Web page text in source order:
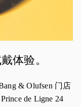
体验。
& Olufsen 门店
de Ligne 24